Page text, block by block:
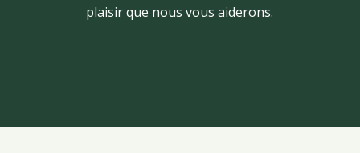
plaisir que nous vous aiderons.